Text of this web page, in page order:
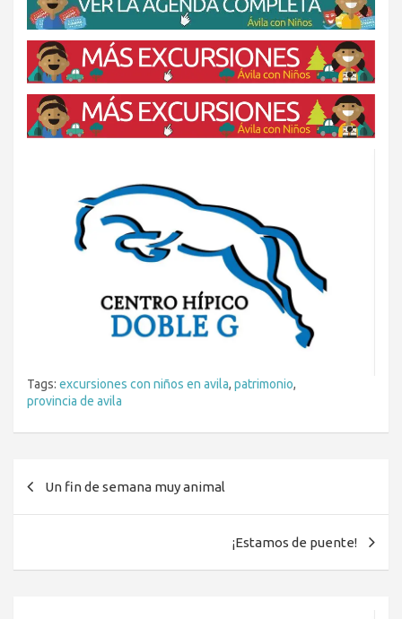
Tags: excursiones con niños en avila, patrimonio,
provincia de avila
Un fin de semana muy animal
¡Estamos de puente!